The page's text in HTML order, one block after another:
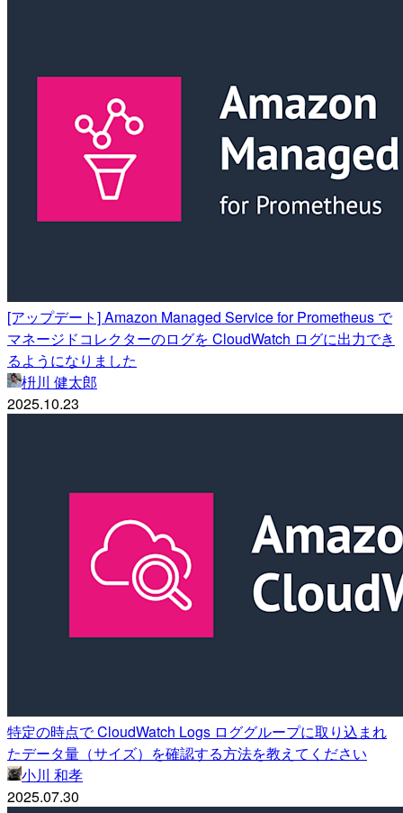
[アップデート] Amazon Managed Service for Prometheus で
マネージドコレクターのログを CloudWatch ログに出力でき
るようになりました
枡川 健太郎
2025.10.23
特定の時点で CloudWatch Logs ロググループに取り込まれ
たデータ量（サイズ）を確認する方法を教えてください
小川 和孝
2025.07.30